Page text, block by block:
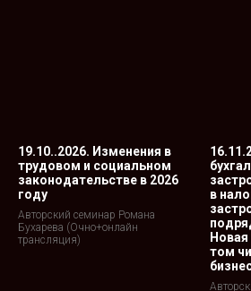
19.10..2026. Изменения в
трудовом и социальном
законодательстве в 2026
году
Авторский семинар Романа
Бухарева (Очно+онлайн
трансляция)
в
Новая
том